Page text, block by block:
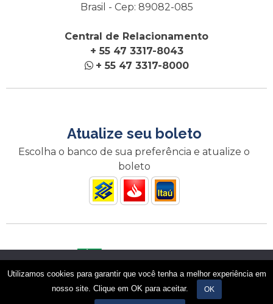
Utilizamos cookies para garantir que você tenha a melhor experiência em
nosso site. Clique em OK para aceitar.
OK
Brasil - Cep: 89082-085
Central de Relacionamento
+ 55 47 3317-8043
+ 55 47 3317-8000
Atualize seu boleto
Escolha o banco de sua preferência e atualize o
boleto
A Incofios é credenciada ao BNDES
experiência em nosso site. Se você continua a usar este site,
assumimos que você está satisfeito.